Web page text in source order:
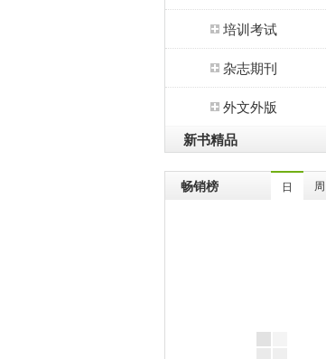
培训考试
杂志期刊
外文外版
新书精品
畅销榜 日 周